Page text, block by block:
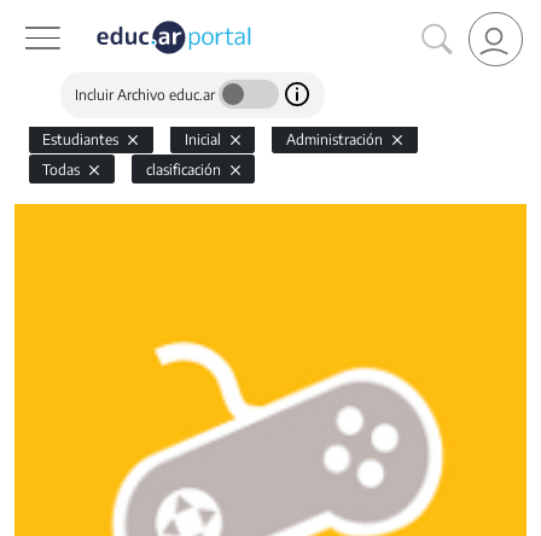
Incluir Archivo educ.ar
Estudiantes Inicial
Administración
Todas
clasificación